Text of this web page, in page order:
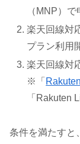
（MNP）で
楽天回線対
プラン利用
楽天回線対
※「
「Rakuten
条件を満たすと